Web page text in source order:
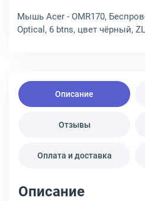
Мышь Acer - OMR170,
Optical, 6 btns, цвет чёрный,
Описание
Отзывы
Оплата и доставка
Описание